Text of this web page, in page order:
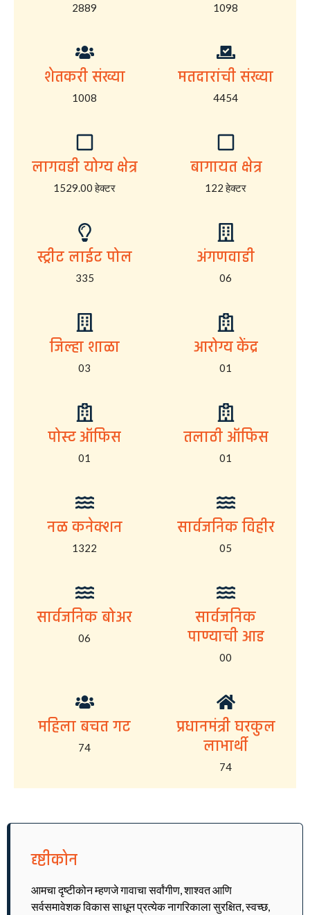
2889 1098
शेतकरी संख्या
1008
मतदारांची संख्या
4454
लागवडी योग्य क्षेत्र
1529.00 हेक्टर
बागायत क्षेत्र
122 हेक्टर
स्ट्रीट लाईट पोल
335
अंगणवाडी
06
जिल्हा शाळा
03
आरोग्य केंद्र
01
पोस्ट ऑफिस
01
तलाठी ऑफिस
01
नळ कनेक्शन
1322
सार्वजनिक विहीर
05
सार्वजनिक बोअर
06
सार्वजनिक
पाण्याची आड
00
महिला बचत गट
74
प्रधानमंत्री घरकुल
लाभार्थी
74
दृष्टीकोन
आमचा दृष्टीकोन म्हणजे गावाचा सर्वांगीण, शाश्वत आणि
सर्वसमावेशक विकास साधून प्रत्येक नागरिकाला सुरक्षित, स्वच्छ,